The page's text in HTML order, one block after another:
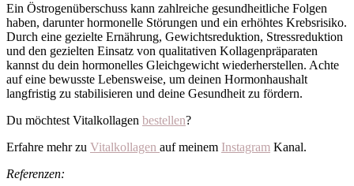
Ein Östrogenüberschuss kann zahlreiche gesundheitliche Folgen
haben, darunter hormonelle Störungen und ein erhöhtes Krebsrisiko.
Durch eine gezielte Ernährung, Gewichtsreduktion, Stressreduktion
und den gezielten Einsatz von qualitativen Kollagenpräparaten
kannst du dein hormonelles Gleichgewicht wiederherstellen. Achte
auf eine bewusste Lebensweise, um deinen Hormonhaushalt
langfristig zu stabilisieren und deine Gesundheit zu fördern.
Du möchtest Vitalkollagen bestellen?
Erfahre mehr zu Vitalkollagen auf meinem Instagram Kanal.
Referenzen: